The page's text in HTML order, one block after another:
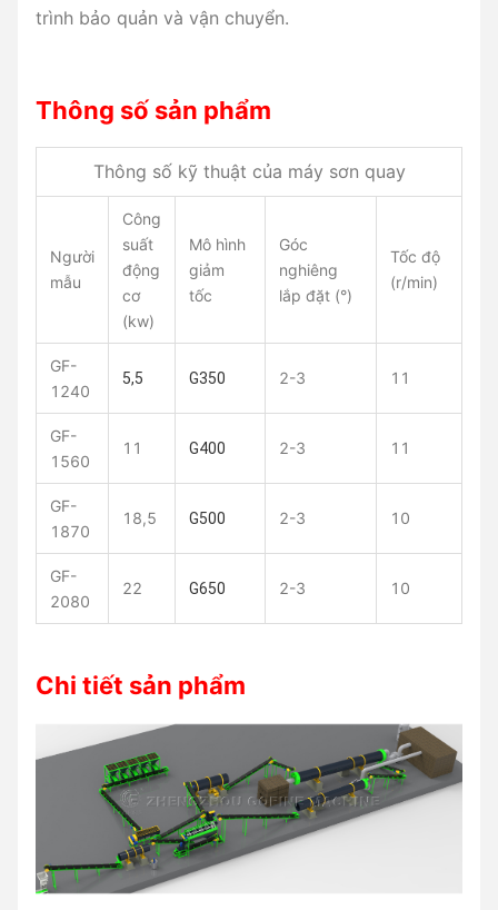
trình bảo quản và vận chuyển.
Thông số sản phẩm
Thông số kỹ thuật của máy sơn quay
Người
mẫu
Công
suất
động
cơ
(kw)
Mô hình
giảm
tốc
Góc
nghiêng
lắp đặt (°)
Tốc độ
(r/min)
GF-
1240
5,5 G350 2-3 11
GF-
1560
11 G400 2-3 11
GF-
1870
18,5 G500 2-3 10
GF-
2080
22 G650 2-3 10
Chi tiết sản phẩm